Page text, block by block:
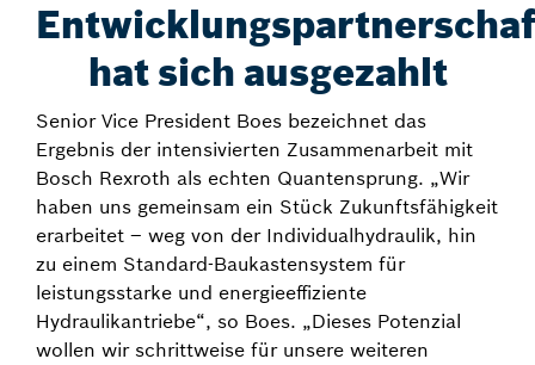
hat sich ausgezahlt
Senior Vice President Boes bezeichnet das
Ergebnis der intensivierten Zusammenarbeit mit
Bosch Rexroth als echten Quantensprung. „Wir
haben uns gemeinsam ein Stück Zukunftsfähigkeit
erarbeitet – weg von der Individualhydraulik, hin
zu einem Standard-Baukastensystem für
leistungsstarke und energieeffiziente
Hydraulikantriebe“, so Boes. „Dieses Potenzial
wollen wir schrittweise für unsere weiteren